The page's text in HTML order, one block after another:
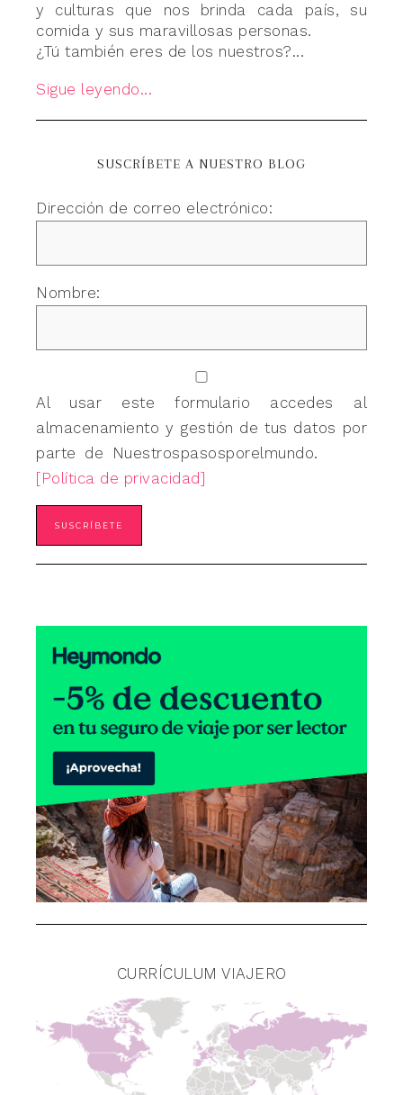
y culturas que nos brinda cada país, su
comida y sus maravillosas personas.
¿Tú también eres de los nuestros?...
Sigue leyendo...
SUSCRÍBETE A NUESTRO BLOG
Dirección de correo electrónico:
Nombre:
Al usar este formulario accedes al
almacenamiento y gestión de tus datos por
parte de Nuestrospasosporelmundo.
[Política de privacidad]
CURRÍCULUM VIAJERO